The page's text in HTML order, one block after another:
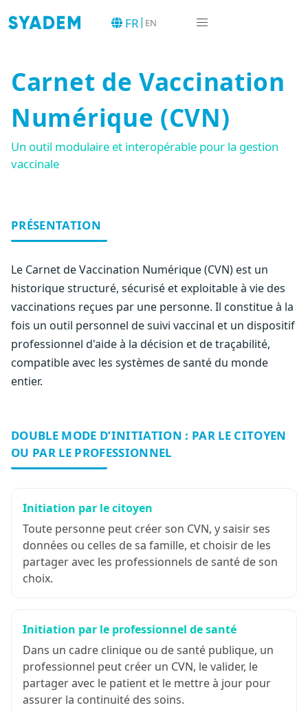
FR| EN
Carnet de Vaccination
Numérique (CVN)
Un outil modulaire et interopérable pour la gestion
vaccinale
PRÉSENTATION
Le Carnet de Vaccination Numérique (CVN) est un
historique structuré, sécurisé et exploitable à vie des
vaccinations reçues par une personne. Il constitue à la
fois un outil personnel de suivi vaccinal et un dispositif
professionnel d'aide à la décision et de traçabilité,
compatible avec les systèmes de santé du monde
entier.
DOUBLE MODE D’INITIATION : PAR LE CITOYEN
OU PAR LE PROFESSIONNEL
Initiation par le citoyen
Toute personne peut créer son CVN, y saisir ses
données ou celles de sa famille, et choisir de les
partager avec les professionnels de santé de son
choix.
Initiation par le professionnel de santé
Dans un cadre clinique ou de santé publique, un
professionnel peut créer un CVN, le valider, le
partager avec le patient et le mettre à jour pour
assurer la continuité des soins.